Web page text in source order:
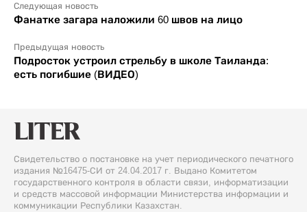
Следующая новость
Фанатке загара наложили 60 швов на лицо
Предыдущая новость
Подросток устроил стрельбу в школе Таиланда:
есть погибшие (ВИДЕО)
Свидетельство о постановке на учет периодического печатного
издания №16475-СИ от 24.04.2017 г. Выдано Комитетом
государственного контроля в области связи, информатизации
и средств массовой информации Министерства информации и
коммуникации Республики Казахстан.